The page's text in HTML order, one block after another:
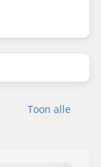
Toon alle